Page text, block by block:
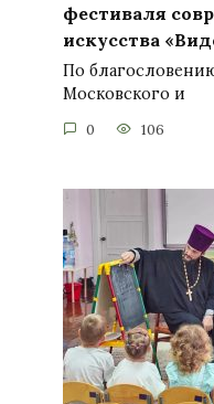
фестиваля
искусства
По
Московского и
0 106